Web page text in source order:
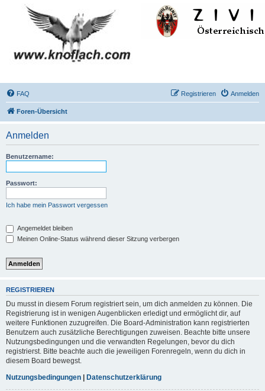
FAQ Anmelden
Registrieren
Foren-Übersicht
Anmelden
Benutzername:
Passwort:
Ich habe mein Passwort vergessen
Angemeldet bleiben
Meinen Online-Status während dieser Sitzung verbergen
REGISTRIEREN
Du musst in diesem Forum registriert sein, um dich anmelden zu können. Die
Registrierung ist in wenigen Augenblicken erledigt und ermöglicht dir, auf
weitere Funktionen zuzugreifen. Die Board-Administration kann registrierten
Benutzern auch zusätzliche Berechtigungen zuweisen. Beachte bitte unsere
Nutzungsbedingungen und die verwandten Regelungen, bevor du dich
registrierst. Bitte beachte auch die jeweiligen Forenregeln, wenn du dich in
diesem Board bewegst.
Nutzungsbedingungen | Datenschutzerklärung